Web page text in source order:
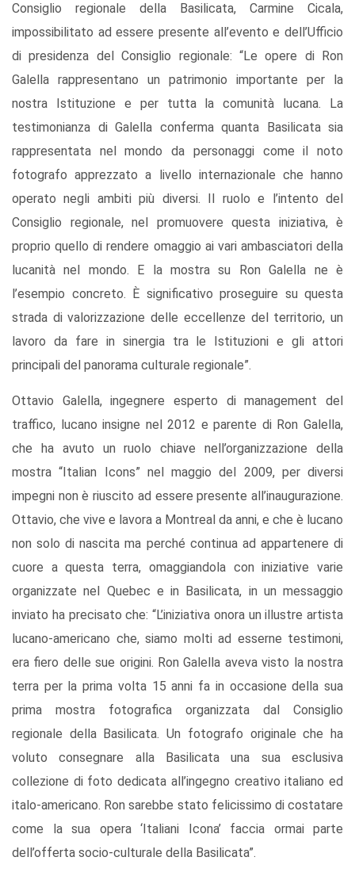
Consiglio regionale della Basilicata, Carmine Cicala,
impossibilitato ad essere presente all’evento e dell’Ufficio
di presidenza del Consiglio regionale: “Le opere di Ron
Galella rappresentano un patrimonio importante per la
nostra Istituzione e per tutta la comunità lucana. La
testimonianza di Galella conferma quanta Basilicata sia
rappresentata nel mondo da personaggi come il noto
fotografo apprezzato a livello internazionale che hanno
operato negli ambiti più diversi. Il ruolo e l’intento del
Consiglio regionale, nel promuovere questa iniziativa, è
proprio quello di rendere omaggio ai vari ambasciatori della
lucanità nel mondo. E la mostra su Ron Galella ne è
l’esempio concreto. È significativo proseguire su questa
strada di valorizzazione delle eccellenze del territorio, un
lavoro da fare in sinergia tra le Istituzioni e gli attori
principali del panorama culturale regionale”.
Ottavio Galella, ingegnere esperto di management del
traffico, lucano insigne nel 2012 e parente di Ron Galella,
che ha avuto un ruolo chiave nell’organizzazione della
mostra “Italian Icons” nel maggio del 2009, per diversi
impegni non è riuscito ad essere presente all’inaugurazione.
Ottavio, che vive e lavora a Montreal da anni, e che è lucano
non solo di nascita ma perché continua ad appartenere di
cuore a questa terra, omaggiandola con iniziative varie
organizzate nel Quebec e in Basilicata, in un messaggio
inviato ha precisato che: “L’iniziativa onora un illustre artista
lucano-americano che, siamo molti ad esserne testimoni,
era fiero delle sue origini. Ron Galella aveva visto la nostra
terra per la prima volta 15 anni fa in occasione della sua
prima mostra fotografica organizzata dal Consiglio
regionale della Basilicata. Un fotografo originale che ha
voluto consegnare alla Basilicata una sua esclusiva
collezione di foto dedicata all’ingegno creativo italiano ed
italo-americano. Ron sarebbe stato felicissimo di costatare
come la sua opera ‘Italiani Icona’ faccia ormai parte
dell’offerta socio-culturale della Basilicata”.